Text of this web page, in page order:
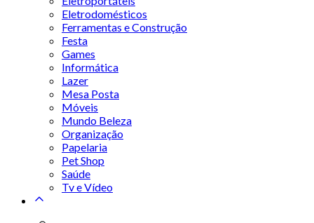
Eletrodomésticos
Ferramentas e Construção
Festa
Games
Informática
Lazer
Mesa Posta
Móveis
Mundo Beleza
Organização
Papelaria
Pet Shop
Saúde
Tv e Vídeo